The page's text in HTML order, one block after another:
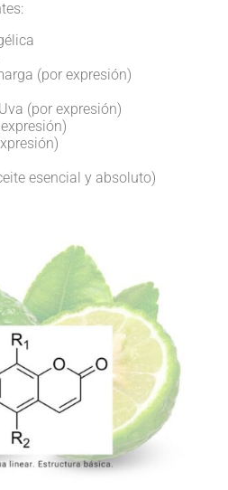
(por expresión)
(por expresión)
esencial y absoluto)